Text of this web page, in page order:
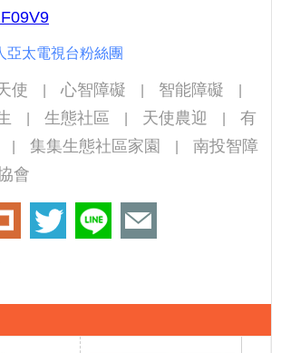
亞太電視台粉絲團
使 心智障礙 智能障礙
生態社區 天使農迎
有
集集生態社區家園
南投智障
會